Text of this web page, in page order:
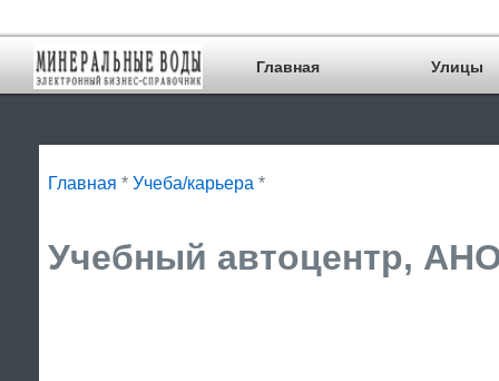
Главная Улицы
Главная * Учеба/карьера *
Учебный автоцентр,